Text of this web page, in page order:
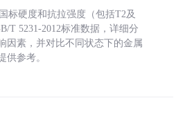
标硬度和抗拉强度（包括T2及
T 5231-2012标准数据，详细分
因素，并对比不同状态下的金属
供参考。